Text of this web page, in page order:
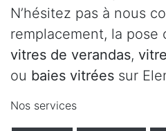
N’hésitez pas à nous
remplacement, la pose
vitres de verandas,
ou baies vitrées sur
Nos services